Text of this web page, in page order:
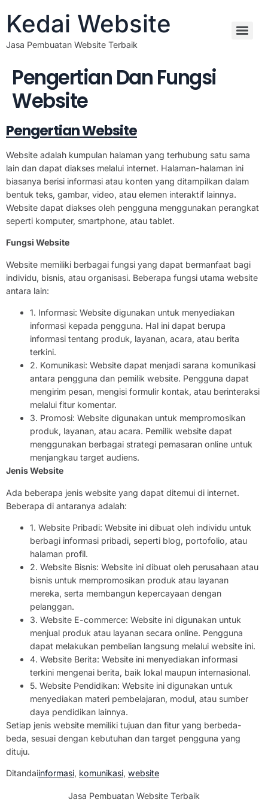
Kedai Website
Jasa Pembuatan Website Terbaik
Pengertian Dan Fungsi
Website
Pengertian Website
Website adalah kumpulan halaman yang terhubung satu sama
lain dan dapat diakses melalui internet. Halaman-halaman ini
biasanya berisi informasi atau konten yang ditampilkan dalam
bentuk teks, gambar, video, atau elemen interaktif lainnya.
Website dapat diakses oleh pengguna menggunakan perangkat
seperti komputer, smartphone, atau tablet.
Fungsi Website
Website memiliki berbagai fungsi yang dapat bermanfaat bagi
individu, bisnis, atau organisasi. Beberapa fungsi utama website
antara lain:
1. Informasi: Website digunakan untuk menyediakan
informasi kepada pengguna. Hal ini dapat berupa
informasi tentang produk, layanan, acara, atau berita
terkini.
2. Komunikasi: Website dapat menjadi sarana komunikasi
antara pengguna dan pemilik website. Pengguna dapat
mengirim pesan, mengisi formulir kontak, atau berinteraksi
melalui fitur komentar.
3. Promosi: Website digunakan untuk mempromosikan
produk, layanan, atau acara. Pemilik website dapat
menggunakan berbagai strategi pemasaran online untuk
menjangkau target audiens.
Jenis Website
Ada beberapa jenis website yang dapat ditemui di internet.
Beberapa di antaranya adalah:
1. Website Pribadi: Website ini dibuat oleh individu untuk
berbagi informasi pribadi, seperti blog, portofolio, atau
halaman profil.
2. Website Bisnis: Website ini dibuat oleh perusahaan atau
bisnis untuk mempromosikan produk atau layanan
mereka, serta membangun kepercayaan dengan
pelanggan.
3. Website E-commerce: Website ini digunakan untuk
menjual produk atau layanan secara online. Pengguna
dapat melakukan pembelian langsung melalui website ini.
4. Website Berita: Website ini menyediakan informasi
terkini mengenai berita, baik lokal maupun internasional.
5. Website Pendidikan: Website ini digunakan untuk
menyediakan materi pembelajaran, modul, atau sumber
daya pendidikan lainnya.
Setiap jenis website memiliki tujuan dan fitur yang berbeda-
beda, sesuai dengan kebutuhan dan target pengguna yang
dituju.
Ditandaiinformasi, komunikasi, website
Jasa Pembuatan Website Terbaik